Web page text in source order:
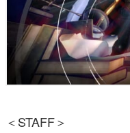
＜STAFF＞